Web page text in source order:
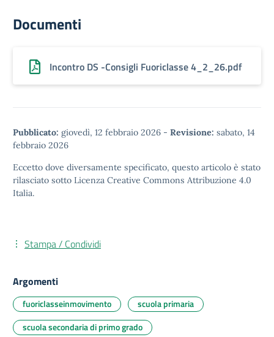
Documenti
Incontro DS -Consigli Fuoriclasse 4_2_26.pdf
Pubblicato: giovedì, 12 febbraio 2026 - Revisione: sabato, 14
febbraio 2026
Eccetto dove diversamente specificato, questo articolo è stato
rilasciato sotto Licenza Creative Commons Attribuzione 4.0
Italia.
Stampa / Condividi
Argomenti
fuoriclasseinmovimento
scuola primaria
scuola secondaria di primo grado